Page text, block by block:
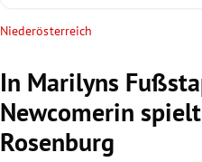
Untermenü
Untermenü
Untermenü
Niederösterreich
In Marilyns
Newcomerin
Rosenburg